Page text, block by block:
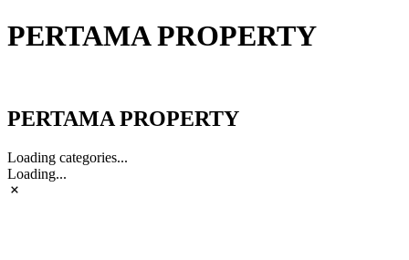
PERTAMA PROPERTY
PERTAMA PROPERTY
Loading categories...
Loading...